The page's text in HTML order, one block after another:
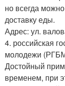
но всегда
доставку еды.
Адрес: ул.
4. российская
молодежи
Достойный
временем, при